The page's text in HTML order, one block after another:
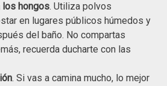
los hongos. Utiliza polvos
en lugares públicos húmedos y
del baño. No compartas
recuerda ducharte con las
. Si vas a camina mucho, lo mejor